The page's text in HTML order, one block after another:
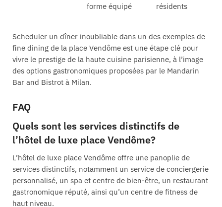
forme équipé
résidents
Scheduler un dîner inoubliable dans un des exemples de
fine dining de la place Vendôme est une étape clé pour
vivre le prestige de la haute cuisine parisienne, à l’image
des options gastronomiques proposées par le Mandarin
Bar and Bistrot à Milan.
FAQ
Quels sont les services distinctifs de
l’hôtel de luxe place Vendôme?
L’hôtel de luxe place Vendôme offre une panoplie de
services distinctifs, notamment un service de conciergerie
personnalisé, un spa et centre de bien-être, un restaurant
gastronomique réputé, ainsi qu’un centre de fitness de
haut niveau.